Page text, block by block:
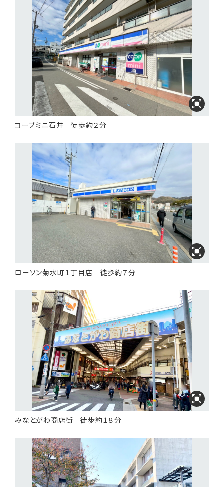
コープミニ石井 徒歩約２分
ローソン菊水町１丁目店 徒歩約７分
みなとがわ商店街 徒歩約１８分